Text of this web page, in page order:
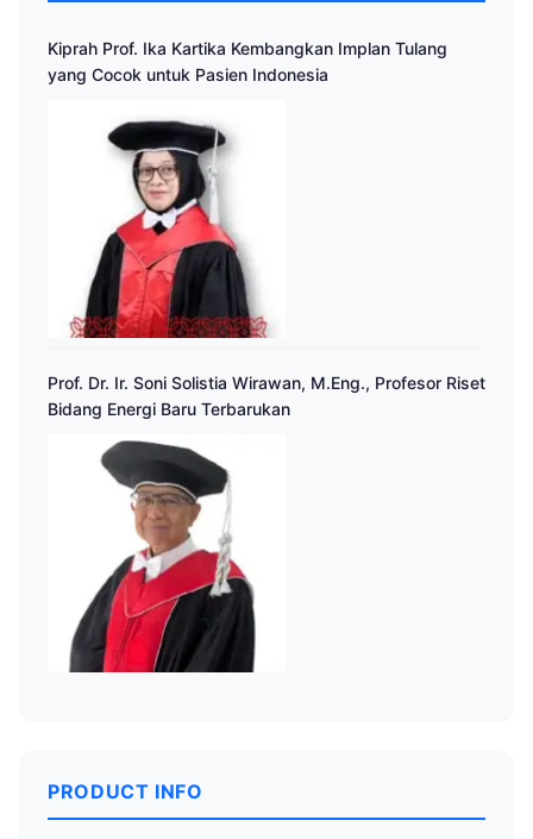
Kiprah Prof. Ika Kartika Kembangkan Implan Tulang
yang Cocok untuk Pasien Indonesia
Prof. Dr. Ir. Soni Solistia Wirawan, M.Eng., Profesor Riset
Bidang Energi Baru Terbarukan
PRODUCT INFO